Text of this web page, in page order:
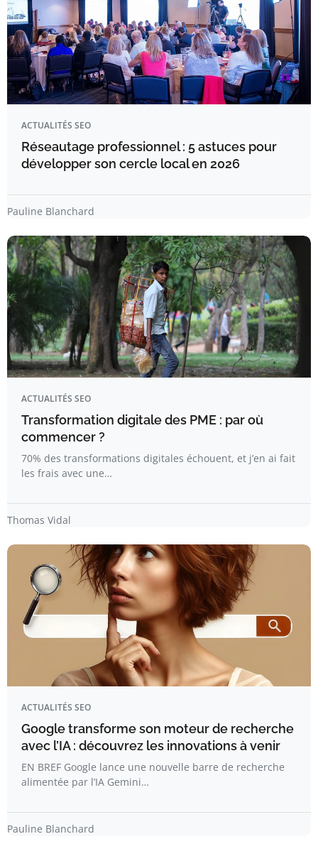
ACTUALITÉS SEO
Réseautage professionnel : 5 astuces pour
développer son cercle local en 2026
Pauline Blanchard
ACTUALITÉS SEO
Transformation digitale des PME : par où
commencer ?
70% des transformations digitales échouent, et j’en ai fait
les frais avec une…
Thomas Vidal
ACTUALITÉS SEO
Google transforme son moteur de recherche
avec l’IA : découvrez les innovations à venir
EN BREF Google lance une nouvelle barre de recherche
alimentée par l’IA Gemini…
Pauline Blanchard